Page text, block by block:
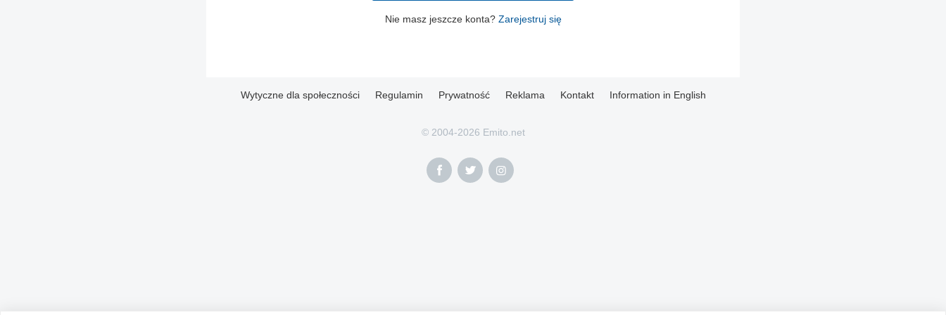
Nie masz jeszcze konta? Zarejestruj się
Wytyczne dla społeczności Regulamin Prywatność Reklama Kontakt Information in English
© 2004-2026 Emito.net